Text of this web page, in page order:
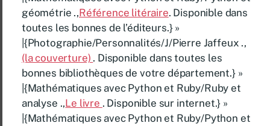
géométrie .,Référence litéraire. Disponible dans
toutes les bonnes de l’éditeurs.} »
|{Photographie/Personnalités/J/Pierre Jaffeux .,
(la couverture) . Disponible dans toutes les
bonnes bibliothèques de votre département.} »
|{Mathématiques avec Python et Ruby/Ruby et
analyse .,Le livre . Disponible sur internet.} »
|{Mathématiques avec Python et Ruby/Python et